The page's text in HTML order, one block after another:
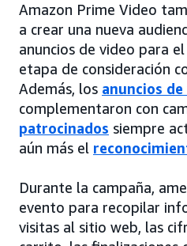
Amazon Prime Video
a crear una nueva
anuncios de video para
etapa de consideración
Además, los anuncios
complementaron con
patrocinados siempre
aún más el
Durante la campaña,
evento para recopilar
visitas al sitio web, las